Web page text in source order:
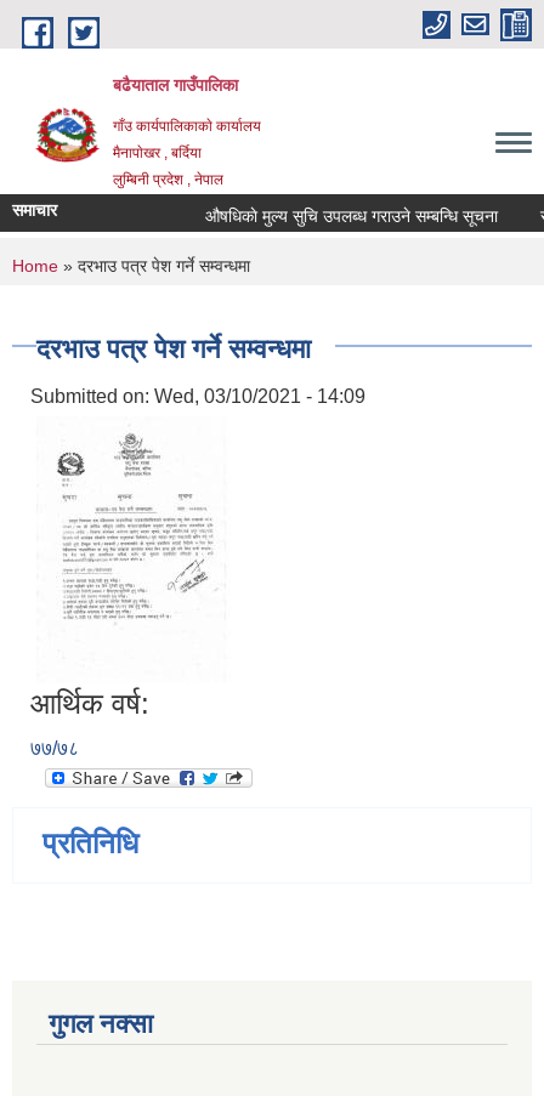
Skip to main content
बढैयाताल गाउँपालिका
गाँउ कार्यपालिकाकाे कार्यालय
मैनापाेखर , बर्दिया
लुम्बिनी प्रदेश , नेपाल
समाचार औषधिकाे मुल्य सुचि उपलब्ध गराउने सम्बन्धि सूचना
You are here
Home » दरभाउ पत्र पेश गर्ने सम्वन्धमा
दरभाउ पत्र पेश गर्ने सम्वन्धमा
Submitted on: Wed, 03/10/2021 - 14:09
आर्थिक वर्ष:
७७/७८
प्रतिनिधि
गुगल नक्सा